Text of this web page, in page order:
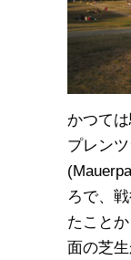
かつて
プレン
ろで、
たこと
面の芝